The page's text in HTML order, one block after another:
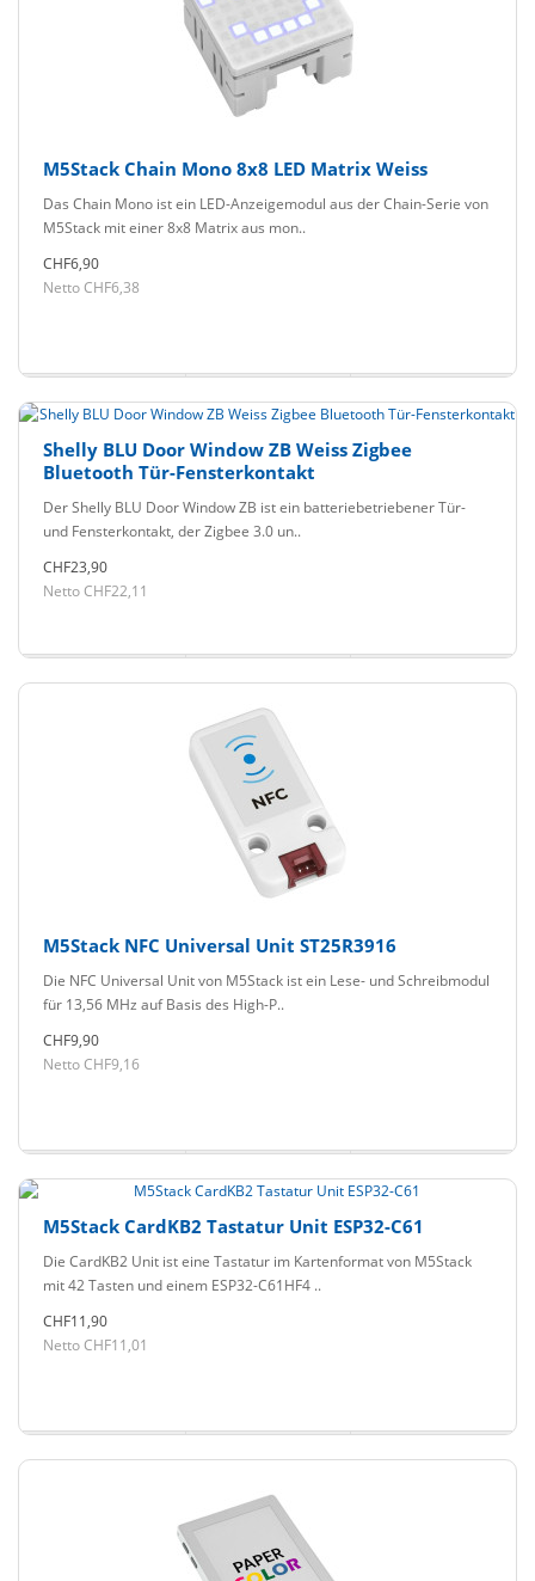
M5Stack Chain Mono 8x8 LED Matrix Weiss
Das Chain Mono ist ein LED-Anzeigemodul aus der Chain-Serie von
M5Stack mit einer 8x8 Matrix aus mon..
CHF6,90
Netto CHF6,38
Shelly BLU Door Window ZB Weiss Zigbee
Bluetooth Tür-Fensterkontakt
Der Shelly BLU Door Window ZB ist ein batteriebetriebener Tür-
und Fensterkontakt, der Zigbee 3.0 un..
CHF23,90
Netto CHF22,11
M5Stack NFC Universal Unit ST25R3916
Die NFC Universal Unit von M5Stack ist ein Lese- und Schreibmodul
für 13,56 MHz auf Basis des High-P..
CHF9,90
Netto CHF9,16
M5Stack CardKB2 Tastatur Unit ESP32-C61
Die CardKB2 Unit ist eine Tastatur im Kartenformat von M5Stack
mit 42 Tasten und einem ESP32-C61HF4 ..
CHF11,90
Netto CHF11,01